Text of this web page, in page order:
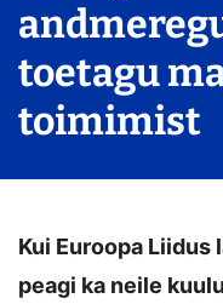
toetagu
toimimist
Kui Euroopa
peagi ka neile